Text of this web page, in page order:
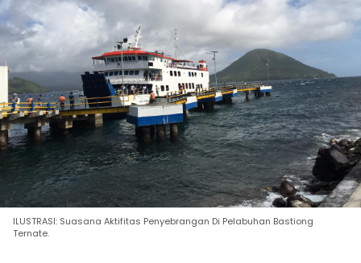
ILUSTRASI: Suasana Aktifitas Penyebrangan Di Pelabuhan Bastiong
Ternate.